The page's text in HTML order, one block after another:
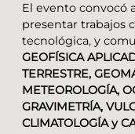
El evento convocó
presentar trabajos
tecnológica, y
GEOFÍSICA
TERRESTRE,
METEOROLOGÍA,
GRAVIMETRÍA,
CLIMATOLOGÍA y